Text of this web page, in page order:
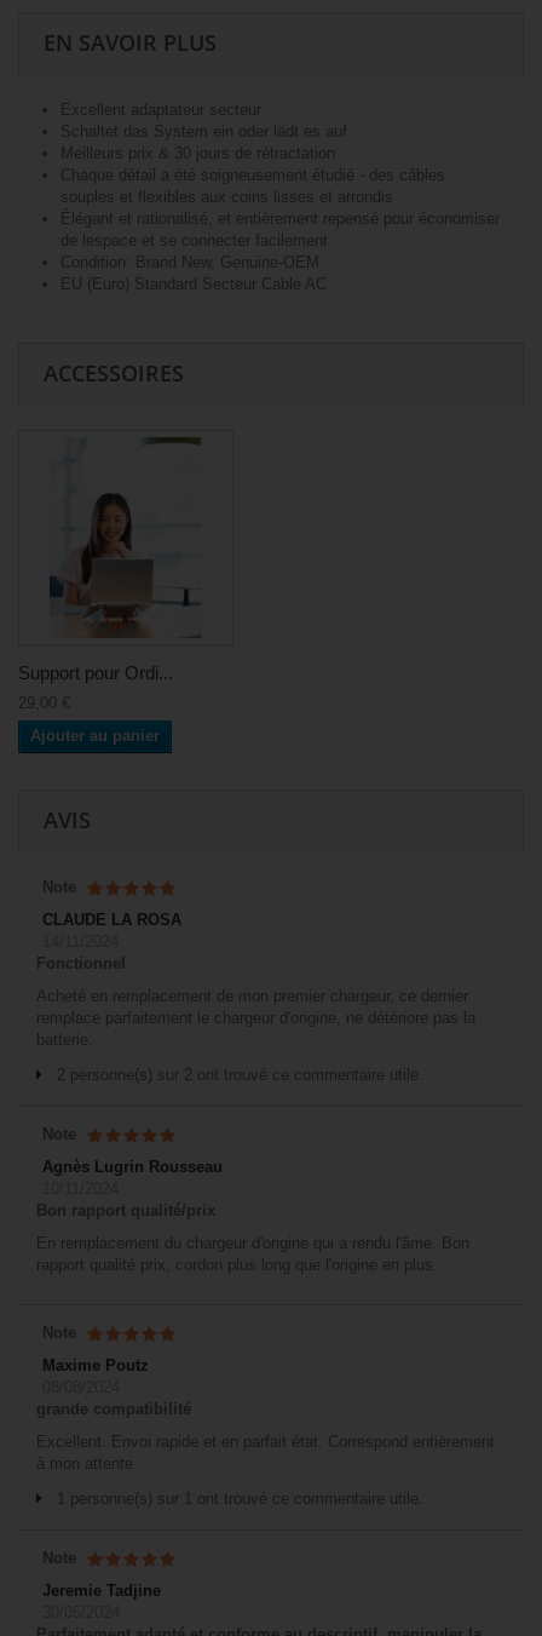
EN SAVOIR PLUS
Excellent adaptateur secteur
Schaltet das System ein oder lädt es auf
Meilleurs prix & 30 jours de rétractation
Chaque détail a été soigneusement étudié - des câbles
souples et flexibles aux coins lisses et arrondis
Élégant et rationalisé, et entièrement repensé pour économiser
de lespace et se connecter facilement
Condition: Brand New, Genuine-OEM
EU (Euro) Standard Secteur Cable AC
ACCESSOIRES
Support pour Ordi...
29,00 €
Ajouter au panier
AVIS
Note
CLAUDE LA ROSA
Fonctionnel
Acheté en remplacement de mon premier chargeur, ce dernier
remplace parfaitement le chargeur d'origine, ne détériore pas la
batterie.
2 personne(s) sur 2 ont trouvé ce commentaire utile.
Note
Agnès Lugrin Rousseau
Bon rapport qualité/prix
En remplacement du chargeur d'origine qui a rendu l'âme. Bon
rapport qualité prix, cordon plus long que l'origine en plus.
Note
Maxime Poutz
grande compatibilité
Excellent. Envoi rapide et en parfait état. Correspond entièrement
à mon attente
1 personne(s) sur 1 ont trouvé ce commentaire utile.
Note
Jeremie Tadjine